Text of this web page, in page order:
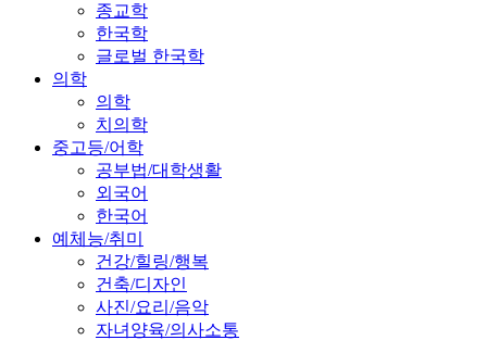
종교학
한국학
글로벌 한국학
의학
의학
치의학
중고등/어학
공부법/대학생활
외국어
한국어
예체능/취미
건강/힐링/행복
건축/디자인
사진/요리/음악
자녀양육/의사소통